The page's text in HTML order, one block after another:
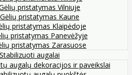
pristatymas Vilniuje
Gėlių pristatymas Kaune
pristatymas Klaipėdoje
pristatymas Panevėžyje
pristatymas Zarasuose
Stabilizuoti augalai
augalų dekoracijos ir paveikslai